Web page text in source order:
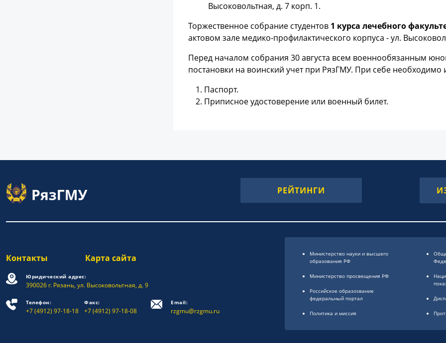
Высоковольтная, д. 7 корп. 1.
Торжественное собрание студентов 1 курса лечебного
актовом зале медико-профилактического корпуса - ул.
Перед началом собрания 30 августа всем военнообязанным
постановки на воинский учет при РязГМУ. При себе необходимо
Паспорт.
Приписное удостоверение или военный билет.
РЕЙТИНГИ
Контакты Карта сайта
Юридический адрес:
390026 г. Рязань, ул. Высоковольтная, д. 9
Телефон:
+7 (4912) 97-18-18
Факс:
+7 (4912) 97-18-08
Email:
rzgmu@rzgmu.ru
Министерство науки и высшего
образования РФ
Министерство просвещения РФ
Российское образоsвание
федеральный портал
Политика и миссия